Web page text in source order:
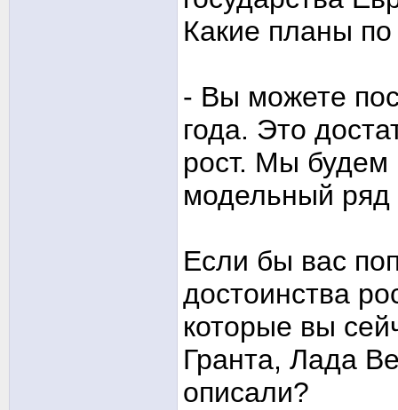
Какие планы по
- Вы можете
года. Это
рост. Мы будем
модельный ряд
Если бы вас
достоинства
которые вы
Гранта, Лада
описали?